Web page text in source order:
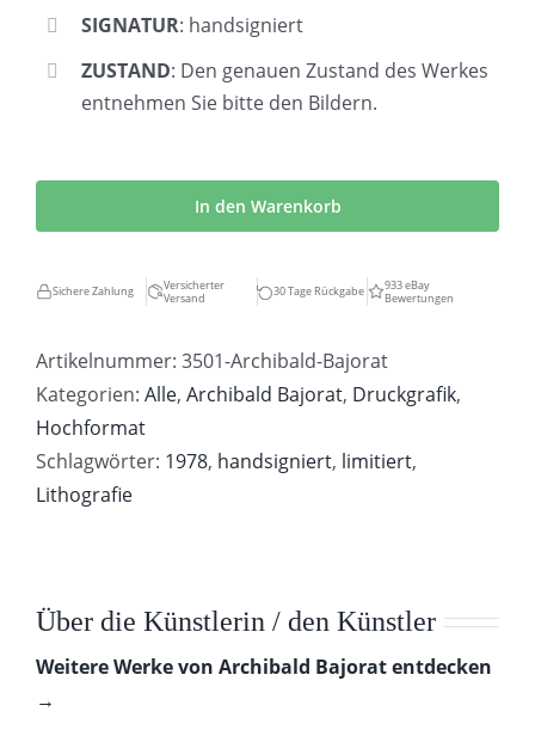
SIGNATUR: handsigniert
ZUSTAND: Den genauen Zustand des Werkes
entnehmen Sie bitte den Bildern.
|
General
hinter
Menge
In den Warenkorb
Sichere Zahlung
Versicherter
Versand
30 Tage Rückgabe
933 eBay
Bewertungen
Artikelnummer: 3501-Archibald-Bajorat
Kategorien: Alle, Archibald Bajorat, Druckgrafik,
Hochformat
Schlagwörter: 1978, handsigniert, limitiert,
Lithografie
Über die Künstlerin / den Künstler
Weitere Werke von Archibald Bajorat entdecken
→